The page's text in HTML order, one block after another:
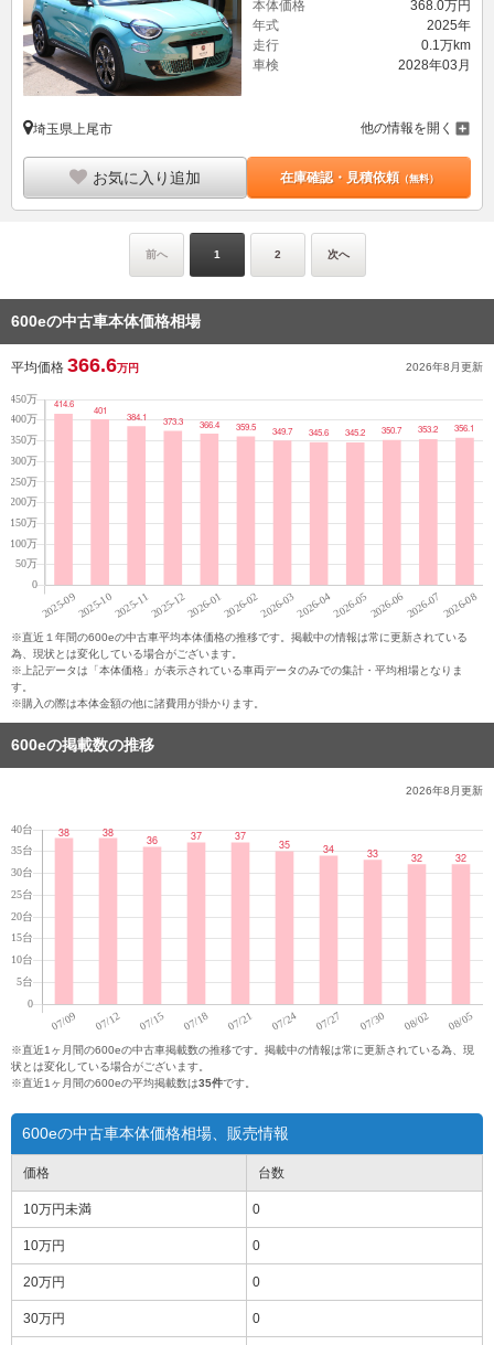
本体価格 368.0万円
年式
2025年
走行
0.1万km
車検
2028年03月
埼玉県上尾市 他の情報を開く
お気に入り追加 在庫確認・見積依頼（無料）
前へ 1 2 次へ
600eの中古車本体価格相場
平均価格 366.6万円 2026年8月更新
※直近１年間の600eの中古車平均本体価格の推移です。掲載中の情報は常に更新されている
為、現状とは変化している場合がございます。
※上記データは「本体価格」が表示されている車両データのみでの集計・平均相場となりま
す。
※購入の際は本体金額の他に諸費用が掛かります。
600eの掲載数の推移
2026年8月更新
※直近1ヶ月間の600eの中古車掲載数の推移です。掲載中の情報は常に更新されている為、現
状とは変化している場合がございます。
※直近1ヶ月間の600eの平均掲載数は35件です。
600eの中古車本体価格相場、販売情報
価格
10万円未満
10万円
20万円
30万円
台数
0
0
0
0